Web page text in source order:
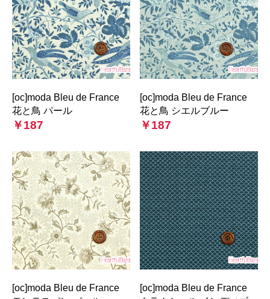
[oc]moda Bleu de France
花と鳥 パール
￥187
[oc]moda Bleu de France
花と鳥 シエルブルー
￥187
[oc]moda Bleu de France
[oc]moda Bleu de France